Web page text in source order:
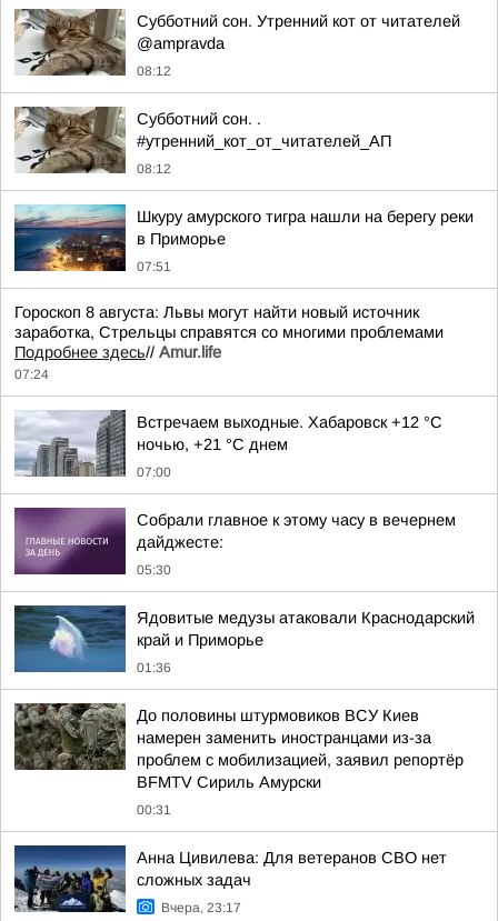
Субботний сон. Утренний кот от читателей
@ampravda
08:12
Субботний сон. .
#утренний_кот_от_читателей_АП
08:12
Шкуру амурского тигра нашли на берегу реки
в Приморье
07:51
Гороскоп 8 августа: Львы могут найти новый источник
заработка, Стрельцы справятся со многими проблемами
Подробнее здесь// Аmur.life
07:24
Встречаем выходные. Хабаровск +12 °C
ночью, +21 °C днем
07:00
Собрали главное к этому часу в вечернем
дайджесте:
05:30
Ядовитые медузы атаковали Краснодарский
край и Приморье
01:36
До половины штурмовиков ВСУ Киев
намерен заменить иностранцами из-за
проблем с мобилизацией, заявил репортёр
BFMTV Сириль Амурски
00:31
Анна Цивилева: Для ветеранов СВО нет
сложных задач
Вчера, 23:17